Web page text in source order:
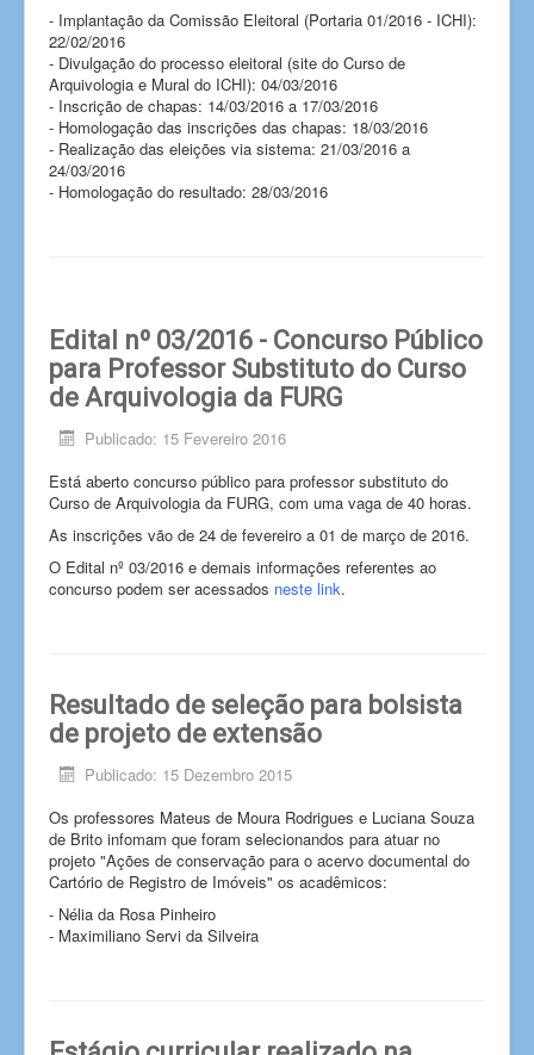
- Implantação da Comissão Eleitoral (Portaria 01/2016 - ICHI):
22/02/2016
- Divulgação do processo eleitoral (site do Curso de
Arquivologia e Mural do ICHI): 04/03/2016
- Inscrição de chapas: 14/03/2016 a 17/03/2016
- Homologação das inscrições das chapas: 18/03/2016
- Realização das eleições via sistema: 21/03/2016 a
24/03/2016
- Homologação do resultado: 28/03/2016
Edital nº 03/2016 - Concurso Público
para Professor Substituto do Curso
de Arquivologia da FURG
Publicado: 15 Fevereiro 2016
Está aberto concurso público para professor substituto do
Curso de Arquivologia da FURG, com uma vaga de 40 horas.
As inscrições vão de 24 de fevereiro a 01 de março de 2016.
O Edital nº 03/2016 e demais informações referentes ao
concurso podem ser acessados neste link.
Resultado de seleção para bolsista
de projeto de extensão
Publicado: 15 Dezembro 2015
Os professores Mateus de Moura Rodrigues e Luciana Souza
de Brito infomam que foram selecionandos para atuar no
projeto "Ações de conservação para o acervo documental do
Cartório de Registro de Imóveis" os acadêmicos:
- Nélia da Rosa Pinheiro
- Maximiliano Servi da Silveira